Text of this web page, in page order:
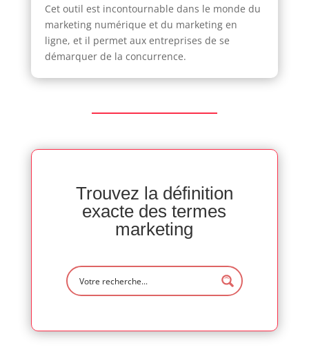
Cet outil est incontournable dans le monde du
marketing numérique et du marketing en
ligne, et il permet aux entreprises de se
démarquer de la concurrence.
Trouvez la définition
exacte des termes
marketing